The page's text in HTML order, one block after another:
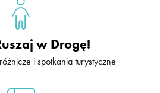
w Drogę!
i spotkania turystyczne